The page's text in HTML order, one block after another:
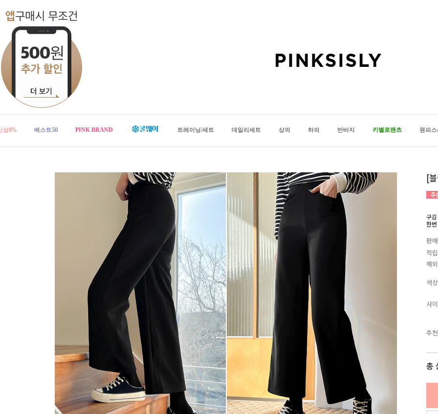
상8% 베스트50 PINK BRAND 트레이닝/세트 데일리세트 상의 하의 반바지 키별로팬츠 원피
[
구
한
판
적
해
색상
사
추
총